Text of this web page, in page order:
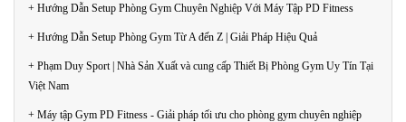
+ Hướng Dẫn Setup Phòng Gym Chuyên Nghiệp Với Máy Tập PD Fitness
+ Hướng Dẫn Setup Phòng Gym Từ A đến Z | Giải Pháp Hiệu Quả
+ Phạm Duy Sport | Nhà Sản Xuất và cung cấp Thiết Bị Phòng Gym Uy Tín Tại
Việt Nam
+ Máy tập Gym PD Fitness - Giải pháp tối ưu cho phòng gym chuyên nghiệp